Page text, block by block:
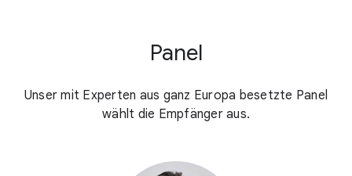
Panel
Unser mit Experten aus ganz Europa besetzte Panel
wählt die Empfänger aus.